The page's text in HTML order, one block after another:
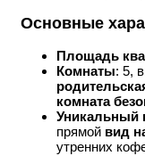
Основные
Площадь
Комнаты: 5,
комната
Уникальный
прямой вид
утренних